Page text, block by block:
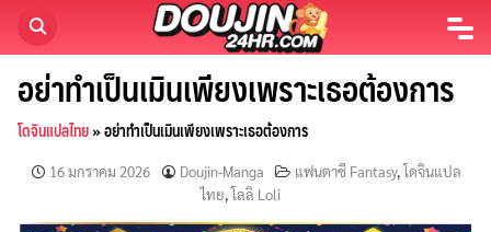
content
อย่าทำเป็นเมินเพียงเพราะเธอต้องการ
โดจินแปลไทย»อย่าทำเป็นเมินเพียงเพราะเธอต้องการ
16 มกราคม 2026 Doujin-Manga แฟนตาซี Fantasy,โดจินแปล
ไทย,โลลิ Loli